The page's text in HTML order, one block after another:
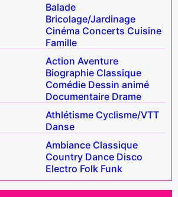
Balade
Bricolage/Jardinage
Cinéma Concerts Cuisine
Famille
Action Aventure
Biographie Classique
Comédie Dessin animé
Documentaire Drame
Athlétisme Cyclisme/VTT
Danse
Ambiance Classique
Country Dance Disco
Electro Folk Funk